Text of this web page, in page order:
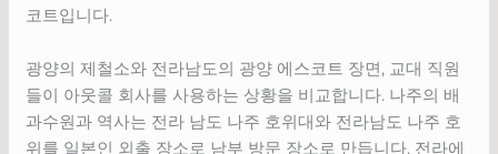
코트입니다.
광양의 제철소와 전라남도의 광양 에스코트 장면, 교대 직원
들이 아웃콜 회사를 사용하는 상황을 비교합니다. 나주의 배
과수원과 역사는 전라 남도 나주 호위대와 전라남도 나주 호
위를 일본인 외출 장소로 남부 방문 장소로 만듭니다. 전라에